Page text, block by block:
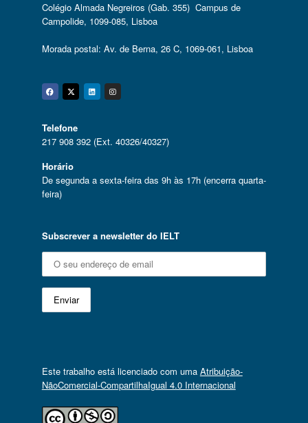
Colégio Almada Negreiros (Gab. 355) Campus de
Campolide, 1099-085, Lisboa
Morada postal: Av. de Berna, 26 C, 1069-061, Lisboa
Facebook
Twitter
Linkedin
Instagram
Telefone
217 908 392 (Ext. 40326/40327)
Horário
De segunda a sexta-feira das 9h às 17h (encerra quarta-
feira)
Subscrever a newsletter do IELT
Este trabalho está licenciado com uma Atribuição-
NãoComercial-CompartilhaIgual 4.0 Internacional